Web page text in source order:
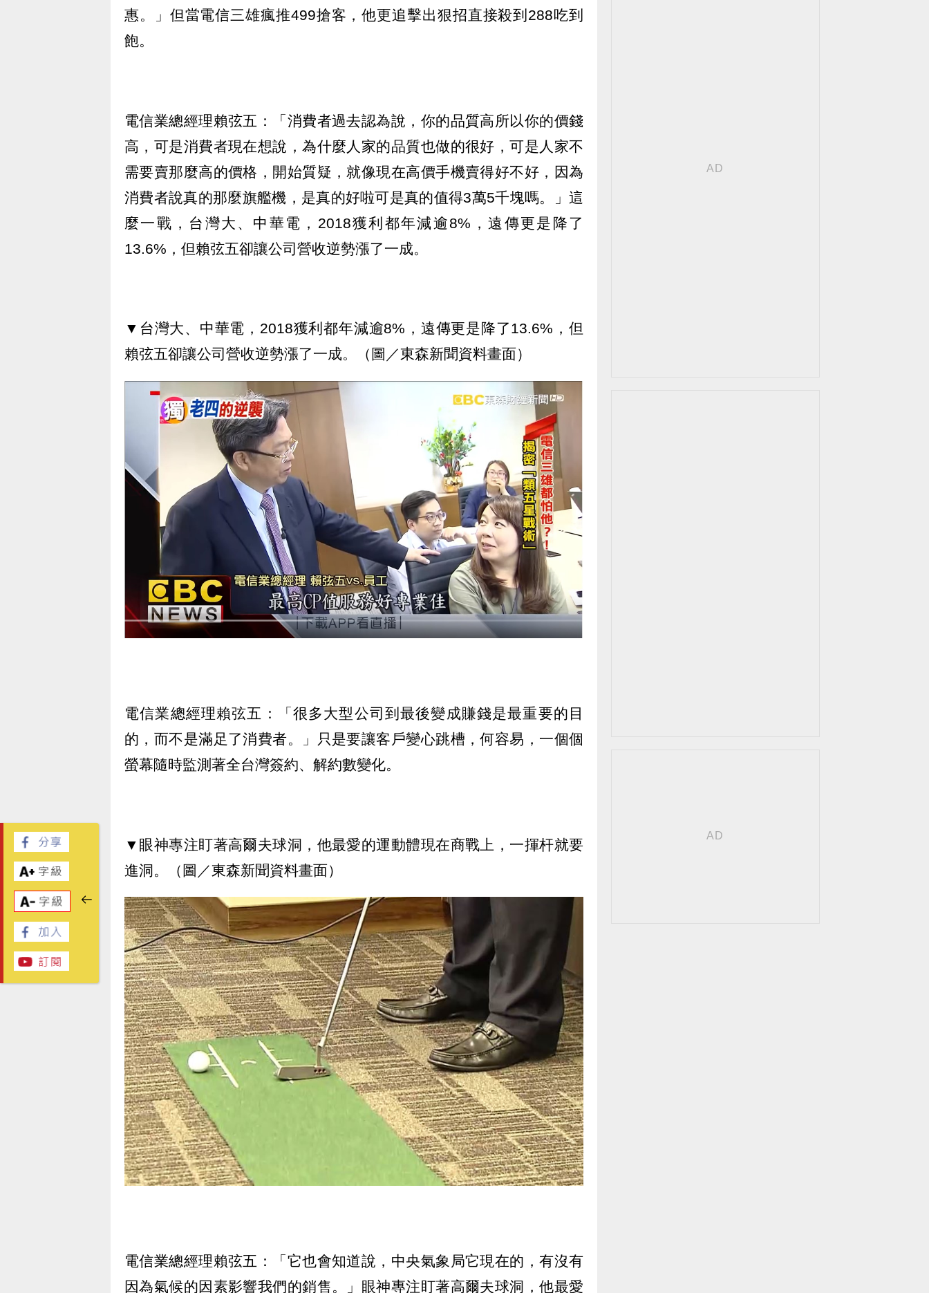
惠。」但當電信三雄瘋推499搶客，他更追擊出狠招直接殺到288吃到
飽。
電信業總經理賴弦五：「消費者過去認為說，你的品質高所以你的價錢
高，可是消費者現在想說，為什麼人家的品質也做的很好，可是人家不
需要賣那麼高的價格，開始質疑，就像現在高價手機賣得好不好，因為
消費者說真的那麼旗艦機，是真的好啦可是真的值得3萬5千塊嗎。」這
麼一戰，台灣大、中華電，2018獲利都年減逾8%，遠傳更是降了
13.6%，但賴弦五卻讓公司營收逆勢漲了一成。
▼台灣大、中華電，2018獲利都年減逾8%，遠傳更是降了13.6%，但
賴弦五卻讓公司營收逆勢漲了一成。（圖／東森新聞資料畫面）
電信業總經理賴弦五：「很多大型公司到最後變成賺錢是最重要的目
的，而不是滿足了消費者。」只是要讓客戶變心跳槽，何容易，一個個
螢幕隨時監測著全台灣簽約、解約數變化。
▼眼神專注盯著高爾夫球洞，他最愛的運動體現在商戰上，一揮杆就要
進洞。（圖／東森新聞資料畫面）
電信業總經理賴弦五：「它也會知道說，中央氣象局它現在的，有沒有
因為氣候的因素影響我們的銷售。」眼神專注盯著高爾夫球洞，他最愛